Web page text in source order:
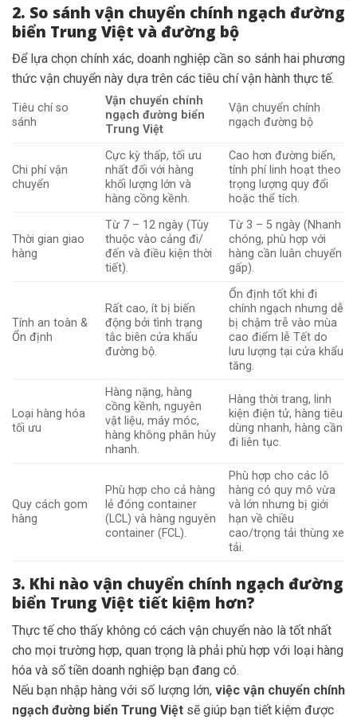
2. So sánh vận chuyển chính ngạch đường
biển Trung Việt và đường bộ
Để lựa chọn chính xác, doanh nghiệp cần so sánh hai phương
thức vận chuyển này dựa trên các tiêu chí vận hành thực tế.
Tiêu chí so
sánh
Vận chuyển chính
ngạch đường biển
Trung Việt
Vận chuyển chính
ngạch đường bộ
Chi phí vận
chuyển
Cực kỳ thấp, tối ưu
nhất đối với hàng
khối lượng lớn và
hàng cồng kềnh.
Cao hơn đường biển,
tính phí linh hoạt theo
trọng lượng quy đổi
hoặc thể tích.
Thời gian giao
hàng
Từ 7 – 12 ngày (Tùy
thuộc vào cảng đi/
đến và điều kiện thời
tiết).
Từ 3 – 5 ngày (Nhanh
chóng, phù hợp với
hàng cần luân chuyển
gấp).
Tính an toàn &
Ổn định
Rất cao, ít bị biến
động bởi tình trạng
tắc biên cửa khẩu
đường bộ.
Ổn định tốt khi đi
chính ngạch nhưng dễ
bị chậm trễ vào mùa
cao điểm lễ Tết do
lưu lượng tại cửa khẩu
tăng.
Loại hàng hóa
tối ưu
Hàng nặng, hàng
cồng kềnh, nguyên
vật liệu, máy móc,
hàng không phân hủy
nhanh.
Hàng thời trang, linh
kiện điện tử, hàng tiêu
dùng nhanh, hàng cần
đi liên tục.
Quy cách gom
hàng
Phù hợp cho cả hàng
lẻ đóng container
(LCL) và hàng nguyên
container (FCL).
Phù hợp cho các lô
hàng có quy mô vừa
và lớn nhưng bị giới
hạn về chiều
cao/trọng tải thùng xe
tải.
3. Khi nào vận chuyển chính ngạch đường
biển Trung Việt tiết kiệm hơn?
Thực tế cho thấy không có cách vận chuyển nào là tốt nhất
cho mọi trường hợp, quan trọng là phải phù hợp với loại hàng
hóa và số tiền doanh nghiệp bạn đang có.
Nếu bạn nhập hàng với số lượng lớn, việc vận chuyển chính
ngạch đường biển Trung Việt sẽ giúp bạn tiết kiệm được